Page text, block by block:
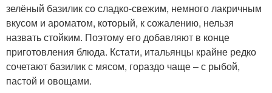
зелёный базилик со сладко-свежим, немного лакричным
вкусом и ароматом, который, к сожалению, нельзя
назвать стойким. Поэтому его добавляют в конце
приготовления блюда. Кстати, итальянцы крайне редко
сочетают базилик с мясом, гораздо чаще – с рыбой,
пастой и овощами.